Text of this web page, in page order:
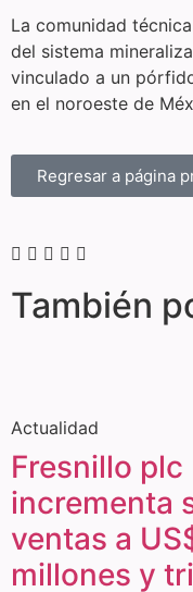
La comunidad
del sistema
vinculado a un
en el noroeste de
Regresar a página
También
Actualidad
Fresnillo plc
incrementa
ventas a
millones y